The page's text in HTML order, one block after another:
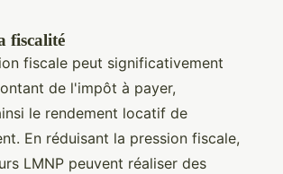
fiscalité
fiscale peut significativement
de l'impôt à payer,
le rendement locatif de
En réduisant la pression fiscale,
LMNP peuvent réaliser des